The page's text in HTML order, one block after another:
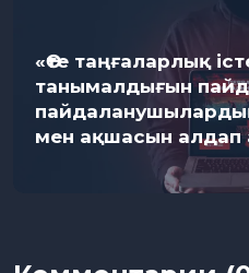
«Өте таңғаларлық
танымалдығын
мен ақшасын алдап